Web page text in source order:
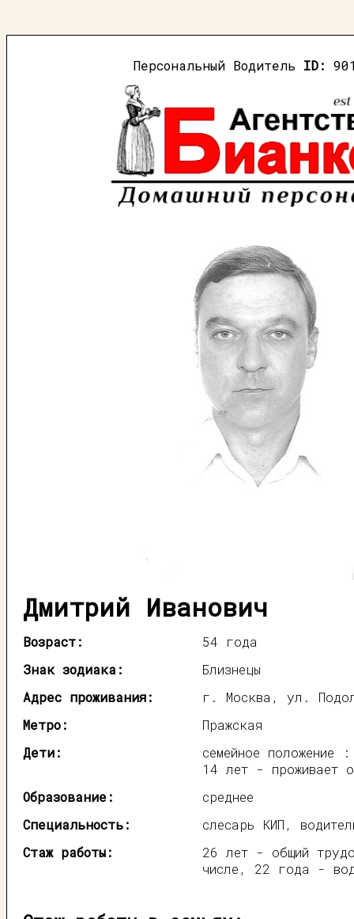
Персональный Водитель ID:
Дмитрий Иванович
Возраст:
54 года
Знак зодиака:
Близнецы
Адрес проживания:
г. Москва, ул.
Метро:
Пражская
Дети:
семейное положение
14 лет - проживает
Образование:
среднее
Специальность:
слесарь КИП,
Стаж работы:
26 лет - общий
числе, 22 года -